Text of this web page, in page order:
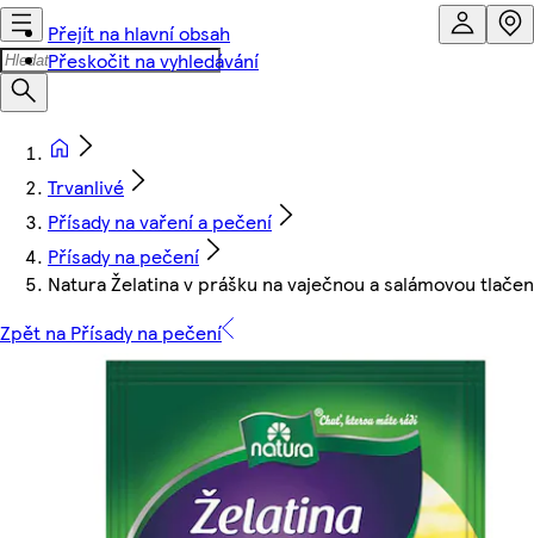
Přejít na hlavní obsah
Přeskočit na vyhledávání
Trvanlivé
Přísady na vaření a pečení
Přísady na pečení
Natura Želatina v prášku na vaječnou a salámovou
Zpět na Přísady na pečení